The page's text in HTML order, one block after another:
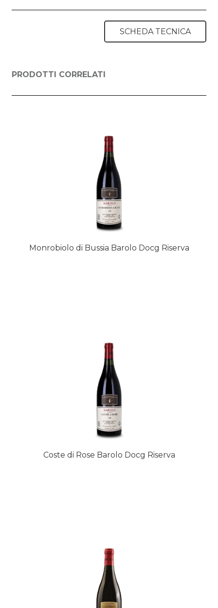
SCHEDA TECNICA
PRODOTTI CORRELATI
Monrobiolo di Bussia Barolo Docg Riserva
Coste di Rose Barolo Docg Riserva